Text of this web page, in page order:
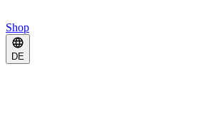
Shop
DE